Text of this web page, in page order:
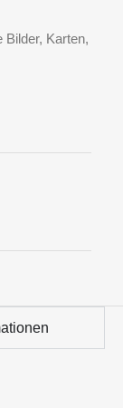
Bilder, Karten,